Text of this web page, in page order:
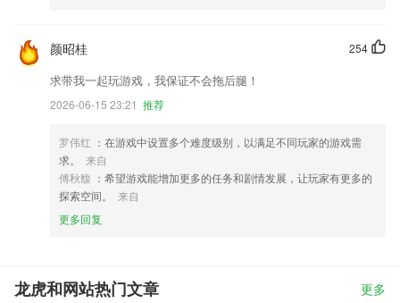
254
颜昭桂
求带我一起玩游戏，我保证不会拖后腿！
2026-06-15 23:21 推荐
罗伟红 ：在游戏中设置多个难度级别，以满足不同玩家的游戏需
求。
来自
傅秋馥 ：希望游戏能增加更多的任务和剧情发展，让玩家有更多的
探索空间。
来自
更多回复
龙虎和网站热门文章 更多